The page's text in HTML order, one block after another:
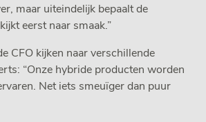
maar uiteindelijk bepaalt de
eerst naar smaak.”
CFO kijken naar verschillende
“Onze hybride producten worden
Net iets smeuïger dan puur